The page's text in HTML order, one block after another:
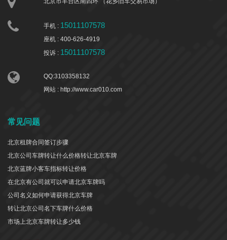
手机 : 15011107578
座机 : 400-626-4919
投诉 : 15011107578
QQ:3103358132
网站 : http://www.car010.com
常见问题
北京租牌合同签订步骤
北京公司车牌转让什么价格转让北京车牌
北京蓝牌小客车指标转让价格
在北京有公司就可以申请北京车牌吗
公司名义如何申请获得北京车牌
转让北京公司名下车牌什么价格
市场上北京车牌转让多少钱